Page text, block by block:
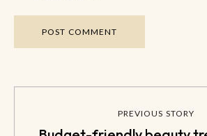
PREVIOUS STORY